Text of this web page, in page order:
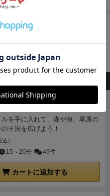
ち下さい
受け取る
ると入荷通知を受け取れます
購入した商品
ミノ
を手に入れて、森や海、草原の
王国を広げよう！
込）
15～20分 49件
カートに追加する